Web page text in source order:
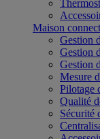
Maison
Gestion
Gestion
Gestion
Mesure
Pilotage
Qualité
Sécurité